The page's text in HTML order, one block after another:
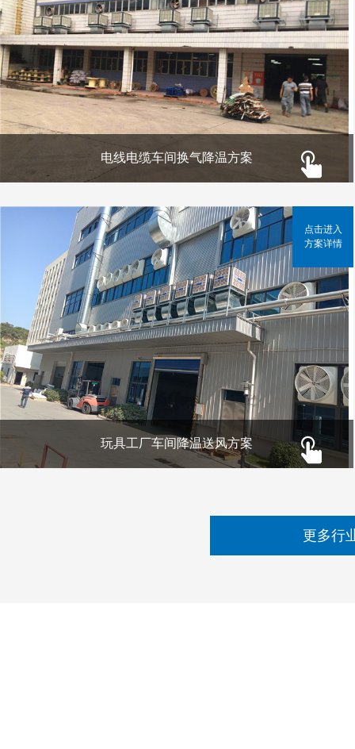
电线电缆车间换气降温方案
玩具工厂车间降温送风方案
点击进入
方案详情
更多行